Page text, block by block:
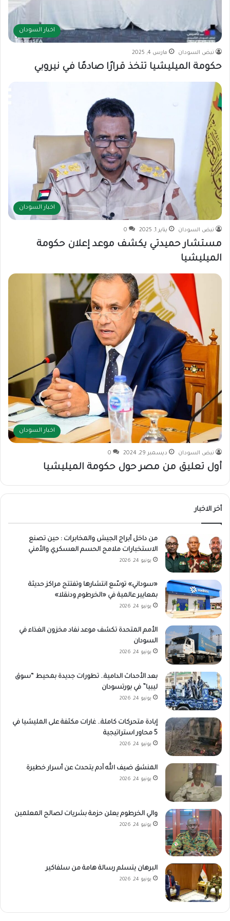
اخبار السودان
نبض السودان مارس 4, 2025
حكومة الميليشيا تتخذ قرارًا صادمًا في نيروبي
اخبار السودان
نبض السودان يناير 1, 2025 0
مستشار حميدتي يكشف موعد إعلان حكومة
الميليشيا
اخبار السودان
نبض السودان ديسمبر 29, 2024 0
أول تعليق من مصر حول حكومة الميليشيا
أخر الاخبار
من داخل أبراج الجيش والمخابرات : حين تصنع
الاستخبارات ملامح الحسم العسكري والأمني
يونيو 24, 2026
«سوداني» توسّع انتشارها وتفتتح مراكز حديثة
بمعايير عالمية في «الخرطوم ودنقلا»
يونيو 24, 2026
الأمم المتحدة تكشف موعد نفاد مخزون الغذاء في
السودان
يونيو 24, 2026
بعد الأحداث الدامية.. تطورات جديدة بمحيط “سوق
ليبيا” في بورتسودان
يونيو 24, 2026
إبادة متحركات كاملة.. غارات مكثفة على المليشيا في
5 محاور استراتيجية
يونيو 24, 2026
المنشق ضيف الله آدم يتحدث عن أسرار خطيرة
يونيو 24, 2026
والي الخرطوم يعلن حزمة بشريات لصالح المعلمين
يونيو 24, 2026
البرهان يتسلم رسالة هامة من سلفاكير
يونيو 24, 2026